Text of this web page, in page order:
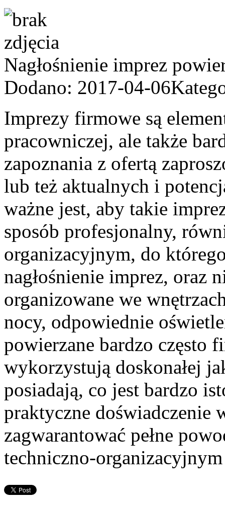
Nagłośnienie imprez
Dodano: 2017-04-06
Imprezy firmowe są
pracowniczej, ale także
zapoznania z ofertą
lub też aktualnych i
ważne jest, aby takie
sposób profesjonalny,
organizacyjnym, do
nagłośnienie imprez, oraz
organizowane we
nocy, odpowiednie
powierzane bardzo często
wykorzystują doskonałej
posiadają, co jest bardzo
praktyczne doświadczenie
zagwarantować pełne
techniczno-